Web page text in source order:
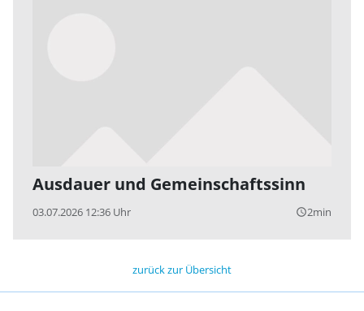
Ausdauer und Gemeinschaftssinn
03.07.2026 12:36 Uhr query_builder2min
zurück zur Übersicht